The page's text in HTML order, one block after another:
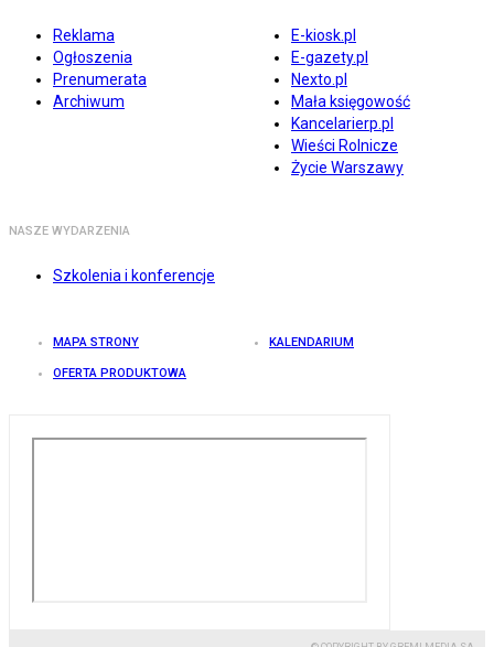
Reklama
Ogłoszenia
Prenumerata
Archiwum
E-kiosk.pl
E-gazety.pl
Nexto.pl
Mała księgowość
Kancelarierp.pl
Wieści Rolnicze
Życie Warszawy
NASZE WYDARZENIA
Szkolenia i konferencje
MAPA STRONY KALENDARIUM
OFERTA PRODUKTOWA